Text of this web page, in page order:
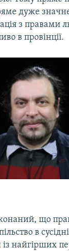
дуже
з правами
в провінції.
що
в
найгірших